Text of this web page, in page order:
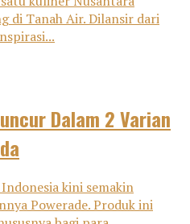
di Tanah Air. Dilansir dari
Dalam 2 Varian
kini semakin
Powerade. Produk ini